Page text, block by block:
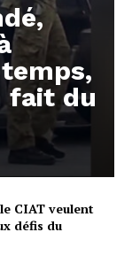
fait du
CIAT veulent
défis du